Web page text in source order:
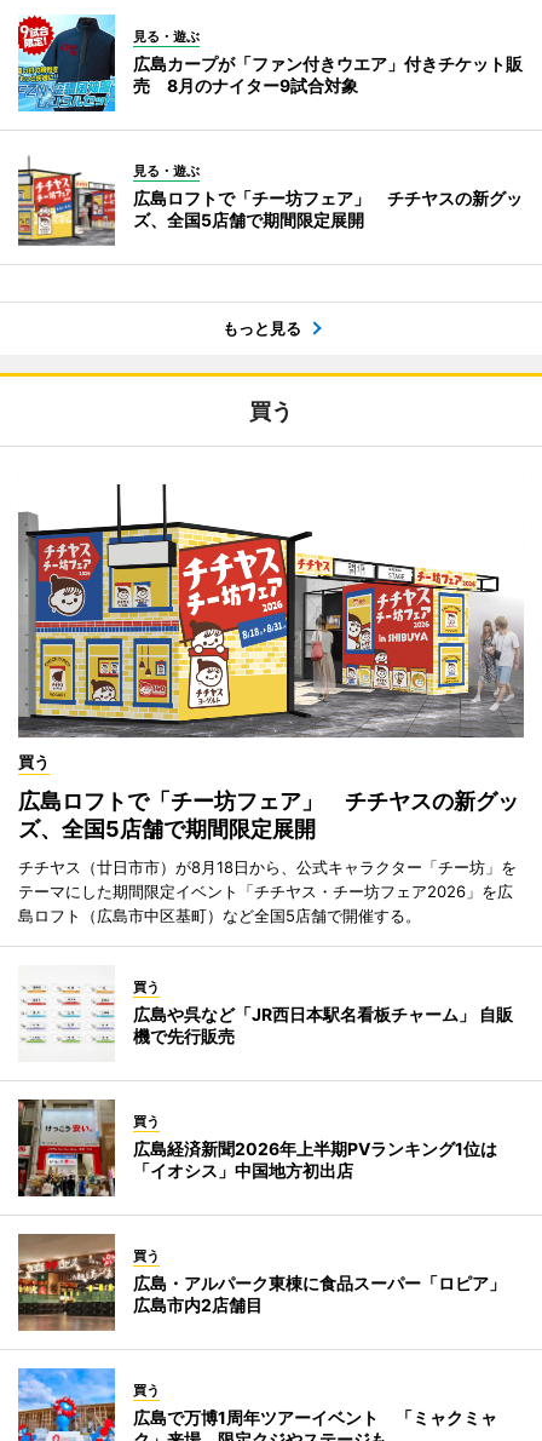
見る・遊ぶ
広島カープが「ファン付きウエア」付きチケット販
売 8月のナイター9試合対象
見る・遊ぶ
広島ロフトで「チー坊フェア」 チチヤスの新グッ
ズ、全国5店舗で期間限定展開
もっと見る
買う
買う
広島ロフトで「チー坊フェア」 チチヤスの新グッ
ズ、全国5店舗で期間限定展開
チチヤス（廿日市市）が8月18日から、公式キャラクター「チー坊」を
テーマにした期間限定イベント「チチヤス・チー坊フェア2026」を広
島ロフト（広島市中区基町）など全国5店舗で開催する。
買う
広島や呉など「JR西日本駅名看板チャーム」 自販
機で先行販売
買う
広島経済新聞2026年上半期PVランキング1位は
「イオシス」中国地方初出店
買う
広島・アルパーク東棟に食品スーパー「ロピア」
広島市内2店舗目
買う
広島で万博1周年ツアーイベント 「ミャクミャ